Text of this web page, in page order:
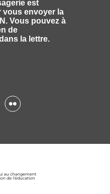
est
vous envoyer la
Vous pouvez à
de
la lettre.